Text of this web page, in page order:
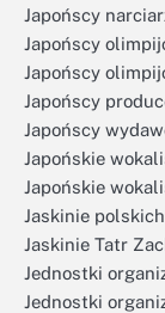
Japońscy
Japońscy
Japońscy
Japońscy
Japońscy
Japońskie
Japońskie
Jaskinie
Jaskinie Tatr
Jednostki
Jednostki